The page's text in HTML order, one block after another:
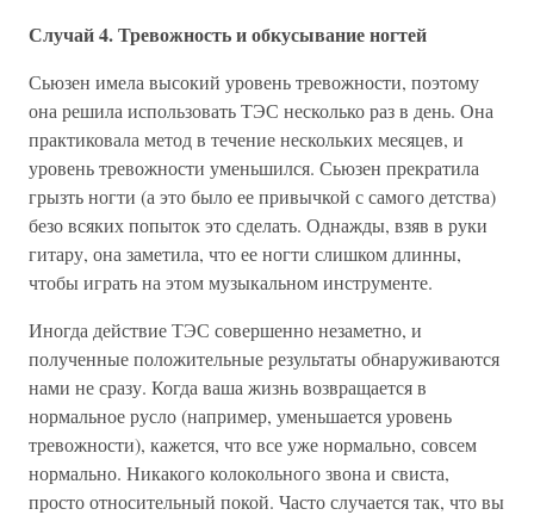
Случай 4. Тревожность и обкусывание ногтей
Сьюзен имела высокий уровень тревожности, поэтому
она решила использовать ТЭС несколько раз в день. Она
практиковала метод в течение нескольких месяцев, и
уровень тревожности уменьшился. Сьюзен прекратила
грызть ногти (а это было ее привычкой с самого детства)
безо всяких попыток это сделать. Однажды, взяв в руки
гитару, она заметила, что ее ногти слишком длинны,
чтобы играть на этом музыкальном инструменте.
Иногда действие ТЭС совершенно незаметно, и
полученные положительные результаты обнаруживаются
нами не сразу. Когда ваша жизнь возвращается в
нормальное русло (например, уменьшается уровень
тревожности), кажется, что все уже нормально, совсем
нормально. Никакого колокольного звона и свиста,
просто относительный покой. Часто случается так, что вы